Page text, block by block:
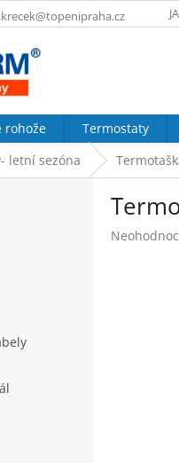
rohože Termostaty
letní sezóna
Průměrné